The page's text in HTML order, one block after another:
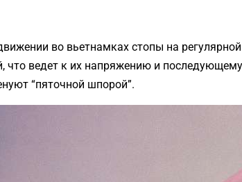
во вьетнамках стопы на
что ведет к их напряжению и
“пяточной шпорой”.